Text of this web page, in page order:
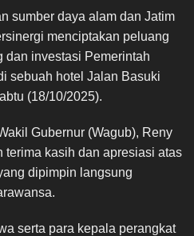
sumber daya alam dan Jatim
menciptakan peluang
dan investasi Pemerintah
sebuah hotel Jalan Basuki
(18/10/2025).
Gubernur (Wagub), Reny
terima kasih dan apresiasi atas
dipimpin langsung
serta para kepala perangkat